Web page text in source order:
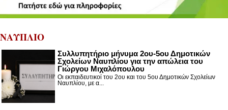
ΝΑΥΠΛΙΟ
Συλλυπητήριο μήνυμα 2ου-5ου Δημοτικών
Σχολείων Ναυπλίου για την απώλεια του
Γιώργου Μιχαλόπουλου
Οι εκπαιδευτικοί του 2ου και του 5ου Δημοτικών Σχολείων
Ναυπλίου, με α...